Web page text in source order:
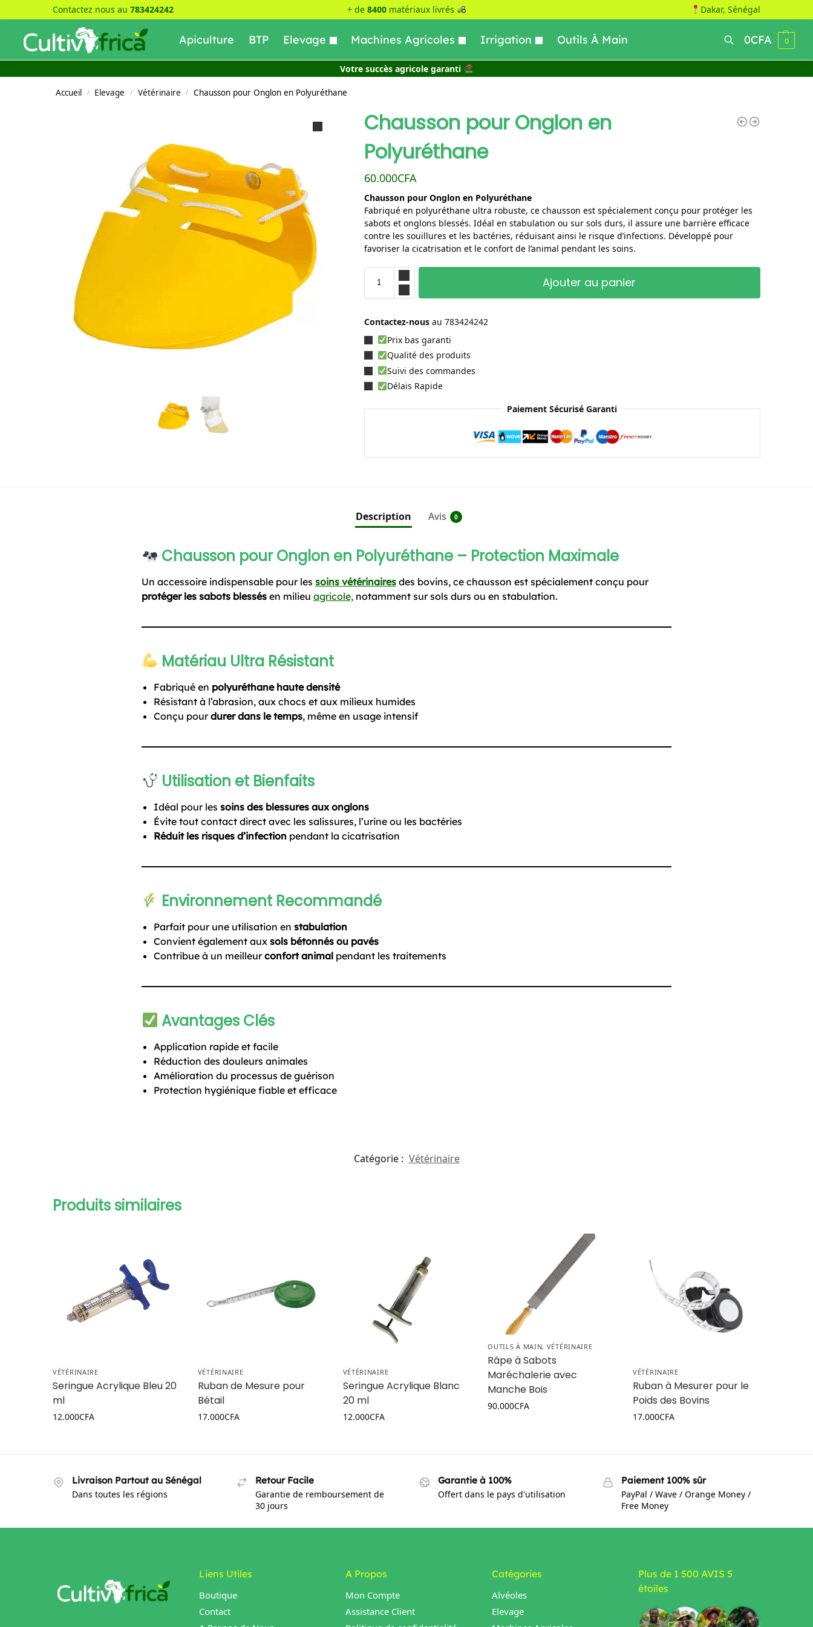
Contactez nous au 783424242 + de 8400matériaux livrés Dakar, Sénégal
Apiculture BTP Elevage Machines Agricoles Irrigation Outils À Main
Recherche
Recherche
0CFA 0
Votre succès agricole garanti
Accueil / Elevage / Vétérinaire / Chausson pour Onglon en Polyuréthane
Chausson pour Onglon en
Polyuréthane
60.000CFA
Chausson pour Onglon en Polyuréthane
Fabriqué en polyuréthane ultra robuste, ce chausson est spécialement conçu pour protéger les
sabots et onglons blessés. Idéal en stabulation ou sur sols durs, il assure une barrière efficace
contre les souillures et les bactéries, réduisant ainsi le risque d’infections. Développé pour
favoriser la cicatrisation et le confort de l’animal pendant les soins.
Ajouter au panier
Contactez-nous au 783424242
Prix bas garanti
Qualité des produits
Suivi des commandes
Délais Rapide
Paiement Sécurisé Garanti
Description Avis 0
Chausson pour Onglon en Polyuréthane – Protection Maximale
Un accessoire indispensable pour les soins vétérinairesdes bovins, ce chausson est spécialement conçu pour
protéger les sabots blessésen milieu agricole, notamment sur sols durs ou en stabulation.
Matériau Ultra Résistant
Fabriqué en polyuréthane haute densité
Résistant à l’abrasion, aux chocs et aux milieux humides
Conçu pourdurer dans le temps, même en usage intensif
Utilisation et Bienfaits
Idéal pour les soins des blessures aux onglons
Évite tout contact direct avec les salissures, l’urine ou les bactéries
Réduit les risques d’infectionpendant la cicatrisation
Environnement Recommandé
Parfait pour une utilisation en stabulation
Convient également aux sols bétonnés ou pavés
Contribue à un meilleurconfort animalpendant les traitements
Avantages Clés
Application rapide et facile
Réduction des douleurs animales
Amélioration du processus de guérison
Protection hygiénique fiable et efficace
Catégorie : Vétérinaire
Produits similaires
VÉTÉRINAIRE
Seringue Acrylique Bleu 20
ml
12.000CFA
VÉTÉRINAIRE
Ruban de Mesure pour
Bétail
17.000CFA
VÉTÉRINAIRE
Seringue Acrylique Blanc
20 ml
12.000CFA
OUTILS À MAIN, VÉTÉRINAIRE
Râpe à Sabots
Maréchalerie avec
Manche Bois
90.000CFA
VÉTÉRINAIRE
Ruban à Mesurer pour le
Poids des Bovins
17.000CFA
Livraison Partout au Sénégal
Dans toutes les régions
Retour Facile
Garantie de remboursement de
30 jours
Garantie à 100%
Offert dans le pays d'utilisation
Paiement 100% sûr
PayPal / Wave / Orange Money /
Free Money
Liens Utiles
Boutique
Contact
A Propos
Mon Compte
Assistance Client
Catégories
Alvéoles
Elevage
Plus de 1 500 AVIS 5
étoiles